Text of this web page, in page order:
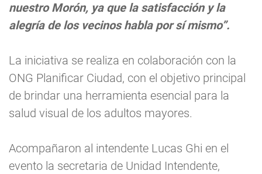
nuestro Morón, ya que la satisfacción y la
alegría de los vecinos habla por sí mismo”.
La iniciativa se realiza en colaboración con la
ONG Planificar Ciudad, con el objetivo principal
de brindar una herramienta esencial para la
salud visual de los adultos mayores.
Acompañaron al intendente Lucas Ghi en el
evento la secretaria de Unidad Intendente,